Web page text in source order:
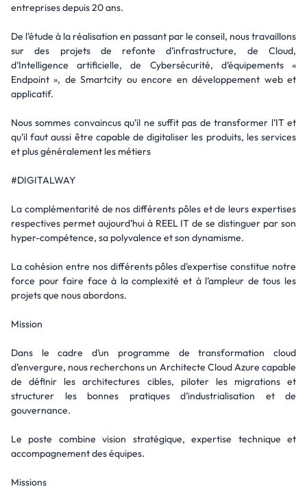
entreprises depuis 20 ans.
De l’étude à la réalisation en passant par le conseil, nous travaillons
sur des projets de refonte d’infrastructure, de Cloud,
d’Intelligence artificielle, de Cybersécurité, d’équipements «
Endpoint », de Smartcity ou encore en développement web et
applicatif.
Nous sommes convaincus qu’il ne suffit pas de transformer l’IT et
qu’il faut aussi être capable de digitaliser les produits, les services
et plus généralement les métiers
#DIGITALWAY
La complémentarité de nos différents pôles et de leurs expertises
respectives permet aujourd’hui à REEL IT de se distinguer par son
hyper-compétence, sa polyvalence et son dynamisme.
La cohésion entre nos différents pôles d'expertise constitue notre
force pour faire face à la complexité et à l’ampleur de tous les
projets que nous abordons.
Mission
Dans le cadre d’un programme de transformation cloud
d’envergure, nous recherchons un Architecte Cloud Azure capable
de définir les architectures cibles, piloter les migrations et
structurer les bonnes pratiques d’industrialisation et de
gouvernance.
Le poste combine vision stratégique, expertise technique et
accompagnement des équipes.
Missions